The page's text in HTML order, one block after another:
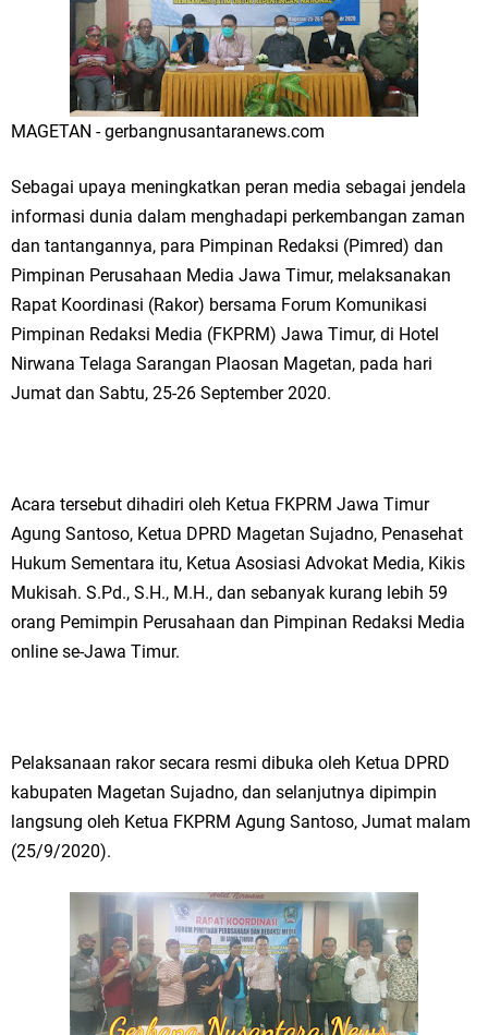
Tumpeng Nasi Krawu Pecahkan Rekor MURI, KWGe Angkat Kuliner
Gresik ke Panggung Dunia
FOZ Jatim, BAZNAS, dan Kemenag Salurkan 22.456 Bingkisan Lebaran
Yatim Serentak di Berbagai Daerah di Jawa Timur
Bupati Gresik Gus Yani Resmikan Kantor Desa Sidoraharjo: Simbol
Komitmen Pelayanan Publik dan Kepedulian Sosial
Optik Merlin Donasikan Rp10,36 Juta, Perkuat Keberlanjutan Program
JKNN
Ketua DPD Golkar Gresik Wongso Negoro Sambut Tahun Baru Islam
Wakil Ketua DPRD Gresik Mujid Riduan Sampaikan Doa dan Harapan di
Tahun Baru Islam 1448 H
Menuju Indonesia Emas 2045
Aspirasi Petani dan Warga
Hari Jadi Pertama PHIGMA: Advokat dan LBH Perkuat Soliditas di
MAGETAN - gerbangnusantaranews.com
Sebagai upaya meningkatkan peran media sebagai jendela
informasi dunia dalam menghadapi perkembangan zaman
dan tantangannya, para Pimpinan Redaksi (Pimred) dan
Pimpinan Perusahaan Media Jawa Timur, melaksanakan
Rapat Koordinasi (Rakor) bersama Forum Komunikasi
Pimpinan Redaksi Media (FKPRM) Jawa Timur, di Hotel
Nirwana Telaga Sarangan Plaosan Magetan, pada hari
Jumat dan Sabtu, 25-26 September 2020.
Acara tersebut dihadiri oleh Ketua FKPRM Jawa Timur
Agung Santoso, Ketua DPRD Magetan Sujadno, Penasehat
Hukum Sementara itu, Ketua Asosiasi Advokat Media, Kikis
Mukisah. S.Pd., S.H., M.H., dan sebanyak kurang lebih 59
orang Pemimpin Perusahaan dan Pimpinan Redaksi Media
online se-Jawa Timur.
Pelaksanaan rakor secara resmi dibuka oleh Ketua DPRD
kabupaten Magetan Sujadno, dan selanjutnya dipimpin
langsung oleh Ketua FKPRM Agung Santoso, Jumat malam
(25/9/2020).